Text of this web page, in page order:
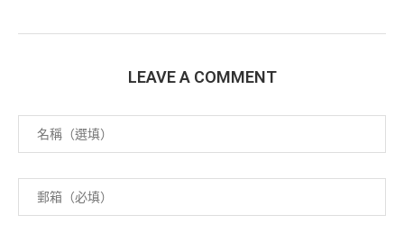
LEAVE A COMMENT